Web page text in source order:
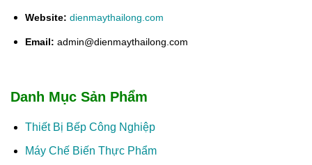
Website: dienmaythailong.com
Email: admin@dienmaythailong.com
Danh Mục Sản Phẩm
Thiết Bị Bếp Công Nghiệp
Máy Chế Biến Thực Phẩm